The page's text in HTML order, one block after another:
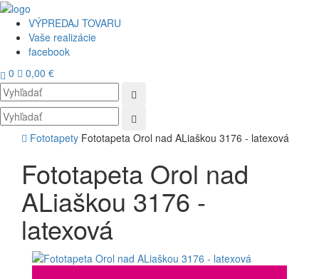
VÝPREDAJ TOVARU
Vaše realizácie
facebook
0 0,00 €
Fototapety Fototapeta Orol nad ALiaškou 3176 - latexová
Fototapeta Orol nad
ALiaškou 3176 -
latexová